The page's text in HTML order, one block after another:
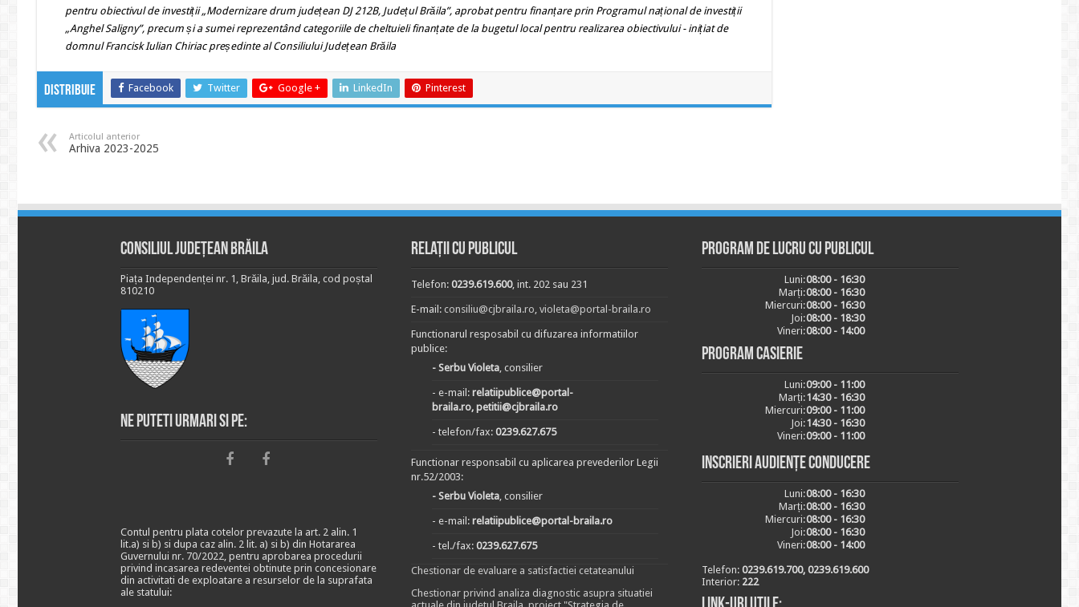
pentru obiectivul de investiții „Modernizare drum județean DJ 212B, Județul Brăila”, aprobat pentru finanțare prin Programul național de investiții
„Anghel Saligny”, precum și a sumei reprezentând categoriile de cheltuieli finanțate de la bugetul local pentru realizarea obiectivului - inițiat de
domnul Francisk Iulian Chiriac președinte al Consiliului Județean Brăila
Distribuie Facebook Twitter Google + LinkedIn Pinterest
Articolul anterior
Arhiva 2023-2025
Consiliul Județean Brăila
Piața Independenței nr. 1, Brăila, jud. Brăila, cod poștal
810210
Ne puteti urmari si pe:
Contul pentru plata cotelor prevazute la art. 2 alin. 1
lit.a) si b) si dupa caz alin. 2 lit. a) si b) din Hotararea
Guvernului nr. 70/2022, pentru aprobarea procedurii
privind incasarea redeventei obtinute prin concesionare
din activitati de exploatare a resurselor de la suprafata
ale statului:
Relații cu publicul
Telefon: 0239.619.600, int. 202 sau 231
E-mail: consiliu@cjbraila.ro, violeta@portal-braila.ro
Functionarul resposabil cu difuzarea informatiilor
publice:
- Serbu Violeta, consilier
- e-mail: relatiipublice@portal-
braila.ro, petitii@cjbraila.ro
- telefon/fax: 0239.627.675
Functionar responsabil cu aplicarea prevederilor Legii
nr.52/2003:
- Serbu Violeta, consilier
- e-mail: relatiipublice@portal-braila.ro
- tel./fax: 0239.627.675
Chestionar de evaluare a satisfactiei cetateanului
Chestionar privind analiza diagnostic asupra situatiei
Program de lucru cu publicul
Luni:08:00 - 16:30
Marți:08:00 - 16:30
Miercuri:08:00 - 16:30
Joi:08:00 - 18:30
Vineri:08:00 - 14:00
Program casierie
Luni:09:00 - 11:00
Marți:14:30 - 16:30
Miercuri:09:00 - 11:00
Joi:14:30 - 16:30
Vineri:09:00 - 11:00
Inscrieri audiențe conducere
Luni:08:00 - 16:30
Marți:08:00 - 16:30
Miercuri:08:00 - 16:30
Joi:08:00 - 16:30
Vineri:08:00 - 14:00
Telefon: 0239.619.700, 0239.619.600
Interior: 222